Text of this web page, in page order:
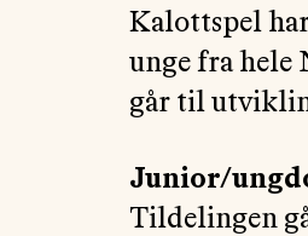
Kalottspel
unge fra hele
går til
Junior/
Tildelingen